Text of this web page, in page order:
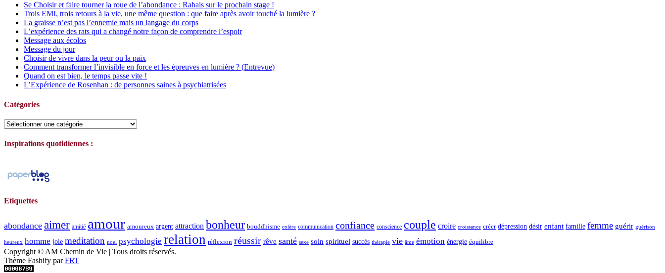
Se Choisir et faire tourner la roue de l’abondance : Rabais sur le prochain stage !
Trois EMI, trois retours à la vie, une même question : que faire après avoir touché la lumière ?
La graisse n’est pas l’ennemie mais un langage du corps
L’expérience des rats qui a changé notre façon de comprendre l’espoir
Message aux écolos
Message du jour
Choisir de vivre dans la peur ou la paix
Comment transformer l’invisible en force et les épreuves en lumière ? (Entrevue)
Quand on est bien, le temps passe vite !
L’Expérience de Rosenhan : de personnes saines à psychiatrisées
Catégories
Catégories
Inspirations quotidiennes :
Etiquettes
abondance aimer amitié amour amoureux argent attraction bonheur bouddhisme colère communication confiance conscience couple croire croissance créer dépression désir enfant famille femme guérir guérison
heureux homme joie meditation noel psychologie relation réflexion réussir rêve santé sexe soin spirituel succès thérapie vie âme émotion énergie équilibre
Copyright © AM Chemin de Vie | Tous droits réservés.
Thème Fashify parFRT